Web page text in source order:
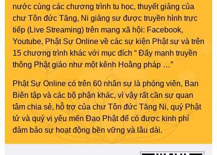
nước cùng các chương trình tu học, thuyết giảng của
chư Tôn đức Tăng, Ni giảng sư được truyền hình trực
tiếp (Live Streaming) trên mạng xã hội: Facebook,
Youtube, Phật Sự Online về các sự kiện Phật sự và trên
15 chương trình khác với mục đích “ Đẩy mạnh truyền
thông Phật giáo như một kênh Hoằng pháp …”
Phật Sự Online có trên 60 nhân sự là phóng viên, Ban
Biên tập và các bộ phận khác, vì vậy rất cần sự quan
tâm chia sẻ, hỗ trợ của chư Tôn đức Tăng Ni, quý Phật
tử và quý vị yêu mến Đạo Phật để có được kinh phí
đảm bảo sự hoạt động bền vững và lâu dài.